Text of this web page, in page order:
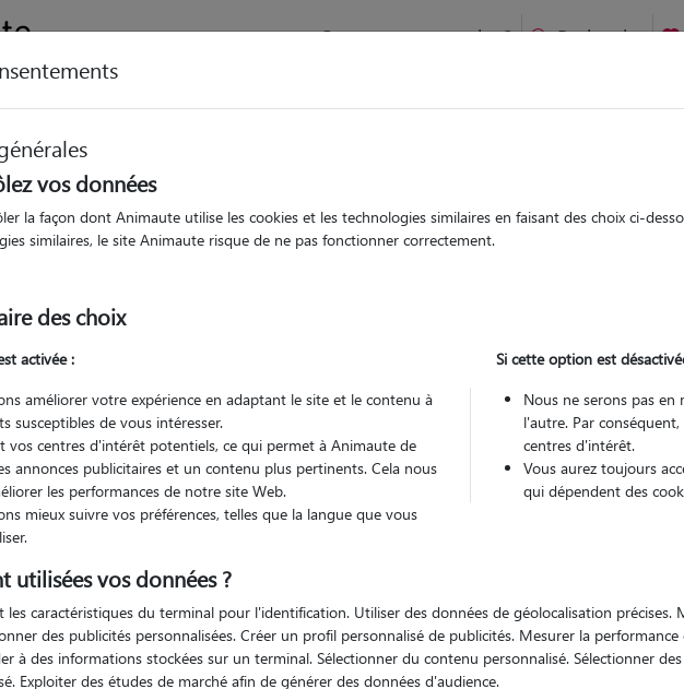
Comment ça marche ? Recherche
Catherine
Garde
chez le Pet Sitter
Promenades
Pas d'animaux Maison Véhiculé
vos données
la façon dont Animaute utilise les cookies et les technologies similaires en faisant des choix ci-
similaires, le site Animaute risque de ne pas fonctionner correctement.
des choix
activée :
améliorer votre expérience en adaptant le site et le contenu à
susceptibles de vous intéresser.
vos centres d'intérêt potentiels, ce qui permet à Animaute de
annonces publicitaires et un contenu plus pertinents. Cela nous
les performances de notre site Web.
mieux suivre vos préférences, telles que la langue que vous
Si cette option est
Nous ne serons pas en
l'autre. Par
centres d'intérêt.
Vous aurez toujours
qui dépendent des
utilisées vos données ?
les caractéristiques du terminal pour l'identification. Utiliser des données de géolocalisation précises.
des publicités personnalisées. Créer un profil personnalisé de publicités. Mesurer la
à des informations stockées sur un terminal. Sélectionner du contenu personnalisé. Sélectionner
Exploiter des études de marché afin de générer des données d'audience.